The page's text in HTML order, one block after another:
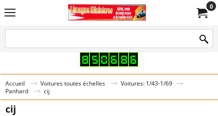
0
Accueil Voitures toutes échelles
Voitures: 1/43-1/69
Panhard
cij
cij